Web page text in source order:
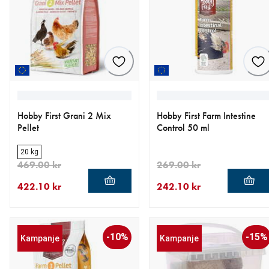
Hobby First Grani 2 Mix
Pellet
20 kg
422.10 kr
469.00 kr
Hobby First Farm Intestine
Control 50 ml
242.10 kr
269.00 kr
Kampanje -10% Kampanje -15%